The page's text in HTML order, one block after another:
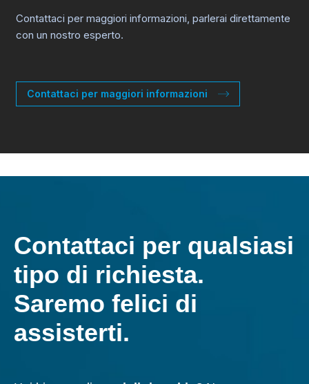
Contattaci per maggiori informazioni, parlerai direttamente
con un nostro esperto.
Contattaci per maggiori informazioni